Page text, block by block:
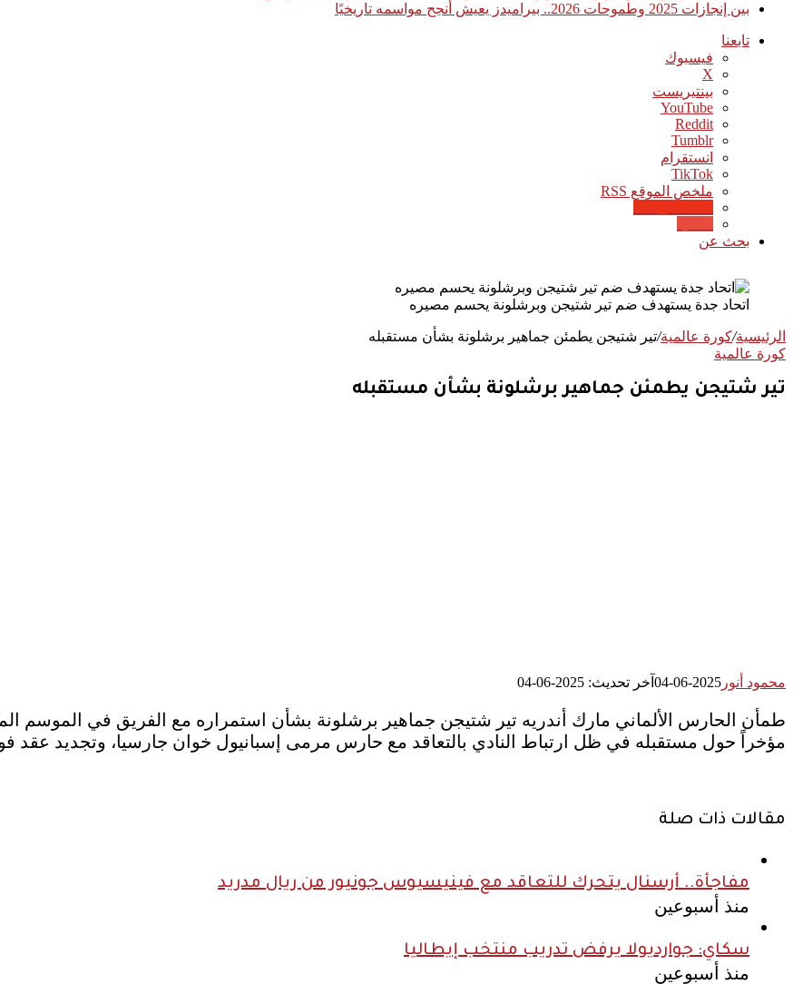
بين إنجازات 2025 وطموحات 2026.. بيراميدز يعيش أنجح مواسمه تاريخيًا
تابعنا
فيسبوك
‫X
بينتيريست
‫YouTube
انستقرام
‫TikTok
ملخص الموقع RSS
بحث عن
اتحاد جدة يستهدف ضم تير شتيجن وبرشلونة يحسم مصيره
الرئيسية/كورة عالمية/تير شتيجن يطمئن جماهير برشلونة بشأن مستقبله
كورة عالمية
تير شتيجن يطمئن جماهير برشلونة بشأن مستقبله
محمود أنور 2025-06-04 آخر تحديث: 2025-06-04
طمأن الحارس الألماني مارك أندريه تير شتيجن جماهير برشلونة بشأن استمراره مع الفريق في الموسم
مؤخراً حول مستقبله في ظل ارتباط النادي بالتعاقد مع حارس مرمى إسبانيول خوان جارسيا، وتجديد عقد
مقالات ذات صلة
مفاجأة.. أرسنال يتحرك للتعاقد مع فينيسيوس جونيور من ريال مدريد
منذ أسبوعين
سكاي: جوارديولا يرفض تدريب منتخب إيطاليا
منذ أسبوعين